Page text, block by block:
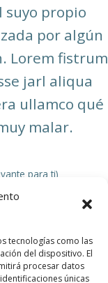
tecnologías como las
del dispositivo. El
procesar datos
únicas
propio
por algún
Lorem fistrum
jarl aliqua
ullamco qué
malar.
para ti)
de